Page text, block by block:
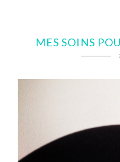
MES SOINS